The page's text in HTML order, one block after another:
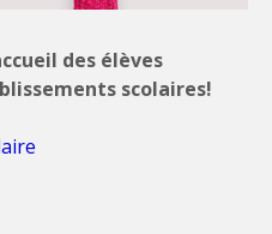
des élèves
scolaires!